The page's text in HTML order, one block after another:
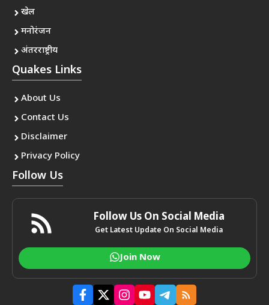
खेल
मनोरंजन
अंतरराष्ट्रीय
Quakes Links
About Us
Contact Us
Disclaimer
Privacy Policy
Follow Us
Follow Us On Social Media
Get Latest Update On Social Media
Join Now